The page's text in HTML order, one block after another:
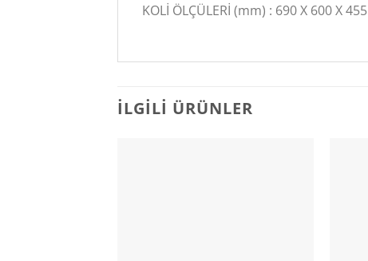
KOLİ ÖLÇÜLERİ (mm) : 690 X 600 X 455
İLGILI ÜRÜNLER